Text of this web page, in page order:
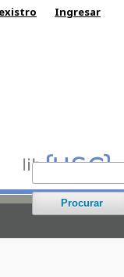
Procurar
Ingresar